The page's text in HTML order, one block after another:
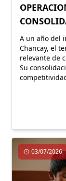
A un año del
Chancay, el
relevante de
Su
03/07/2026